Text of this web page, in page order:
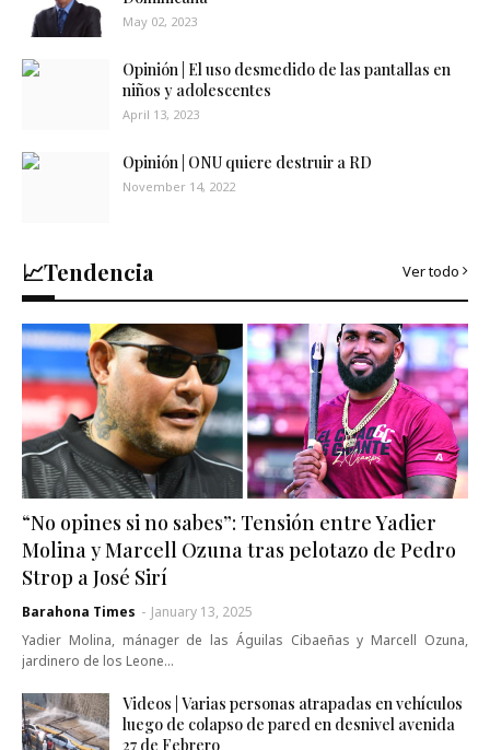
May 02, 2023
Opinión | El uso desmedido de las pantallas en
niños y adolescentes
April 13, 2023
Opinión | ONU quiere destruir a RD
November 14, 2022
📈Tendencia Ver todo
“No opines si no sabes”: Tensión entre Yadier
Molina y Marcell Ozuna tras pelotazo de Pedro
Strop a José Sirí
Barahona Times - January 13, 2025
Yadier Molina, mánager de las Águilas Cibaeñas y Marcell Ozuna,
jardinero de los Leone…
Videos | Varias personas atrapadas en vehículos
luego de colapso de pared en desnivel avenida
27 de Febrero